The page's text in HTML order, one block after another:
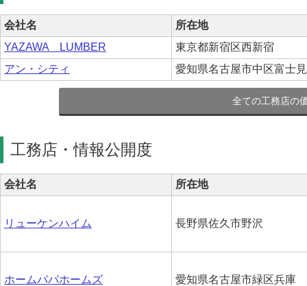
会社名
所在地
YAZAWA LUMBER
東京都新宿区西新宿
アン・シティ
愛知県名古屋市中区富士
全ての工務店の
工務店・情報公開度
会社名 所在地
リューケンハイム 長野県佐久市野沢
ホームパパホームズ 愛知県名古屋市緑区兵庫